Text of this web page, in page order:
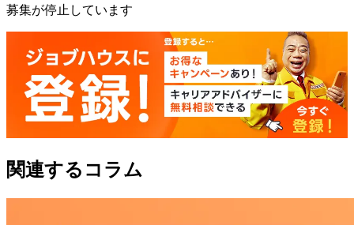
募集が停止しています
関連するコラム